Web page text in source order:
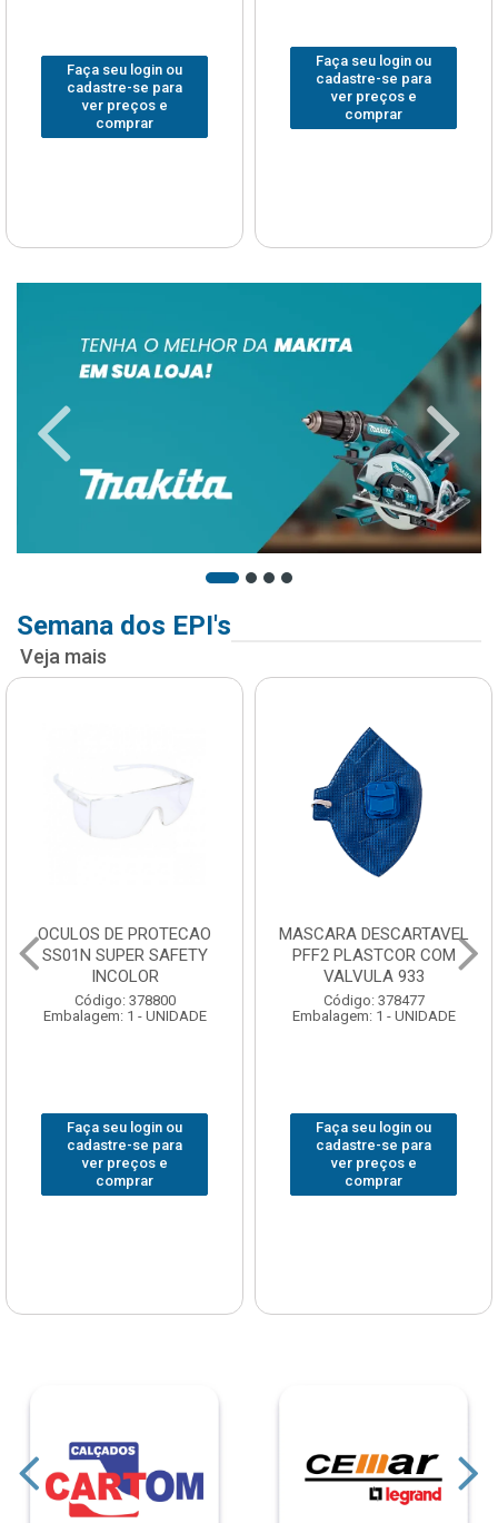
Faça seu login ou
cadastre-se para
ver preços e
comprar
Faça seu login ou
cadastre-se para
ver preços e
comprar
Semana dos EPI's
Veja mais
OCULOS DE PROTECAO
SS01N SUPER SAFETY
INCOLOR
Código: 378800
Embalagem: 1 - UNIDADE
Faça seu login ou
cadastre-se para
ver preços e
comprar
MASCARA DESCARTAVEL
PFF2 PLASTCOR COM
VALVULA 933
Código: 378477
Embalagem: 1 - UNIDADE
Faça seu login ou
cadastre-se para
ver preços e
comprar